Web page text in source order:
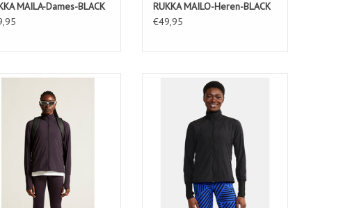
MAILA-Dames-BLACK
RUKKA MAILO-Heren-BLACK
€49,95
ESSENCE WIND JACKET W-DK
PLUM
AAN WINKELWAGEN
ADV ESSENCE WIND JACKET W-
BLACK
TOEVOEGEN AAN WINKELWAGEN